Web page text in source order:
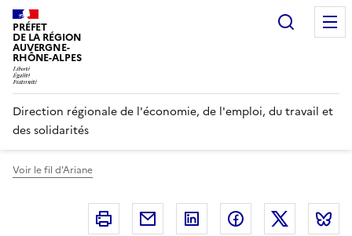
Panneau de gestion des cookies
PRÉFET
DE LA RÉGION
AUVERGNE-
RHÔNE-ALPES
Direction régionale de l'économie, de l'emploi, du travail et
des solidarités
Voir le fil d'Ariane
Imprimer Courriel Linkedin FacebookTwitter